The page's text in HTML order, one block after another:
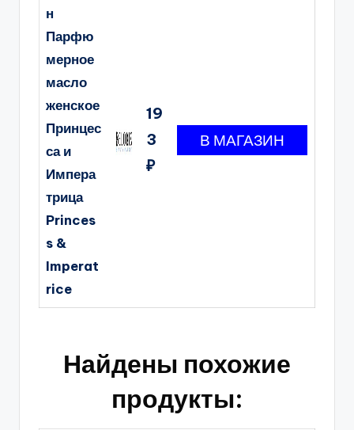
н
Парфю
мерное
масло
женское
Принцес
са и
Импера
трица
Princes
s &
Imperat
rice
19
3
₽
Найдены похожие
продукты: